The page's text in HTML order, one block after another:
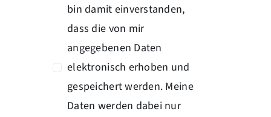
bin damit einverstanden,
dass die von mir
angegebenen Daten
elektronisch erhoben und
gespeichert werden. Meine
Daten werden dabei nur